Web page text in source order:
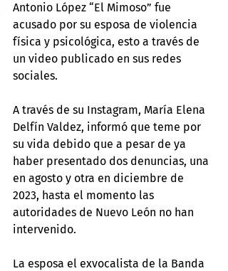
Antonio López “El Mimoso” fue
acusado por su esposa de violencia
física y psicológica, esto a través de
un video publicado en sus redes
sociales.
A través de su Instagram, María Elena
Delfín Valdez, informó que teme por
su vida debido que a pesar de ya
haber presentado dos denuncias, una
en agosto y otra en diciembre de
2023, hasta el momento las
autoridades de Nuevo León no han
intervenido.
La esposa el exvocalista de la Banda